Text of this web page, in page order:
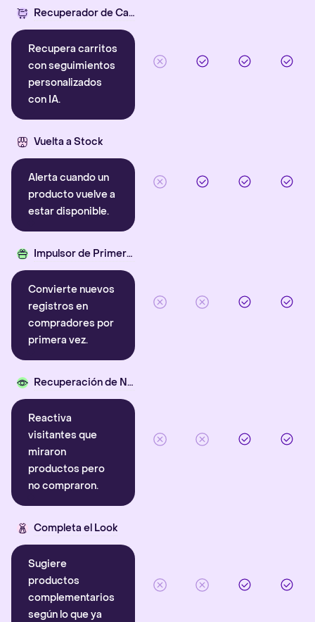
Recuperador de Carritos con IA
Recupera carritos
con seguimientos
personalizados
con IA.
Vuelta a Stock
Alerta cuando un
producto vuelve a
estar disponible.
Impulsor de Primera Compra
Convierte nuevos
registros en
compradores por
primera vez.
Recuperación de Navegación
Reactiva
visitantes que
miraron
productos pero
no compraron.
Completa el Look
Sugiere
productos
complementarios
según lo que ya